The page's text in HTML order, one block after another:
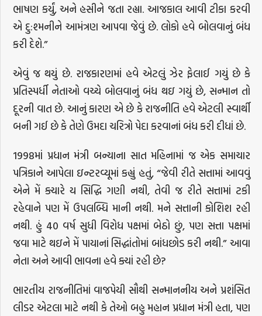
ભાષણ કર્યું, અને હસીને જતા રહ્યા. આજકાલ આવી ટીકા કરવી
એ દુ:શ્મનીને આમંત્રણ આપવા જેવું છે. લોકો હવે બોલવાનું બંધ
કરી દેશે.”
એવું જ થયું છે. રાજકારણમાં હવે એટલું ઝેર ફેલાઈ ગયું છે કે
પ્રતિસ્પર્ધી નેતાઓ વચ્ચે બોલવાનું બંધ થઇ ગયું છે, સન્માન તો
દૂરની વાત છે. આનું કારણ એ છે કે રાજનીતિ હવે એટલી સ્વાર્થી
બની ગઈ છે કે તેણે ઉમદા ચરિત્રો પેદા કરવાનાં બંધ કરી દીધાં છે.
1998માં પ્રધાન મંત્રી બન્યાના સાત મહિનામાં જ એક સમાચાર
પત્રિકાને આપેલા ઇન્ટરવ્યૂમાં કહ્યું હતું, “જેવી રીતે સત્તામાં આવવું
એને મેં ક્યારે ય સિદ્ધિ ગણી નથી, તેવી જ રીતે સત્તામાં ટકી
રહેવાને પણ મેં ઉપલબ્ધિ માની નથી. મને સત્તાની કોશિશ રહી
નથી. હું 40 વર્ષ સુધી વિરોધ પક્ષમાં બેઠો છું, પણ સત્તા પક્ષમાં
જવા માટે થઇને મેં પાયાનાં સિદ્ધાંતોમાં બાંધછોડ કરી નથી.” આવા
નેતા અને આવી ભાવના હવે ક્યાં રહી છે?
ભારતીય રાજનીતિમાં વાજપેયી સૌથી સન્માનનીય અને પ્રશંસિત
લીડર એટલા માટે નથી કે તેઓ બહુ મહાન પ્રધાન મંત્રી હતા, પણ